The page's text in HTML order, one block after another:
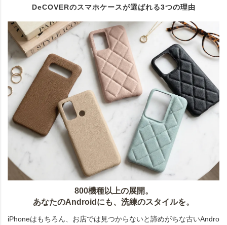
DeCOVERのスマホケースが選ばれる3つの理由
800機種以上の展開。
あなたのAndroidにも、洗練のスタイルを。
iPhoneはもちろん、お店では見つからないと諦めがちな古いAndro